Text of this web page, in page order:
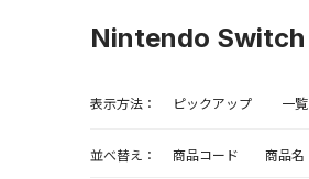
Nintendo Switch
表示方法： ピックアップ 一覧
並べ替え： 商品コード 商品名